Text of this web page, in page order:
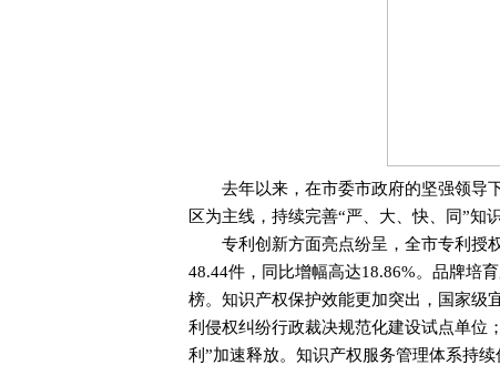
去年以来，在市委市政府的坚强领导下
区为主线，持续完善“严、大、快、同”知
专利创新方面亮点纷呈，全市专利授权
48.44件，同比增幅高达18.86%。品牌培
榜。知识产权保护效能更加突出，国家级
利侵权纠纷行政裁决规范化建设试点单位
利”加速释放。知识产权服务管理体系持